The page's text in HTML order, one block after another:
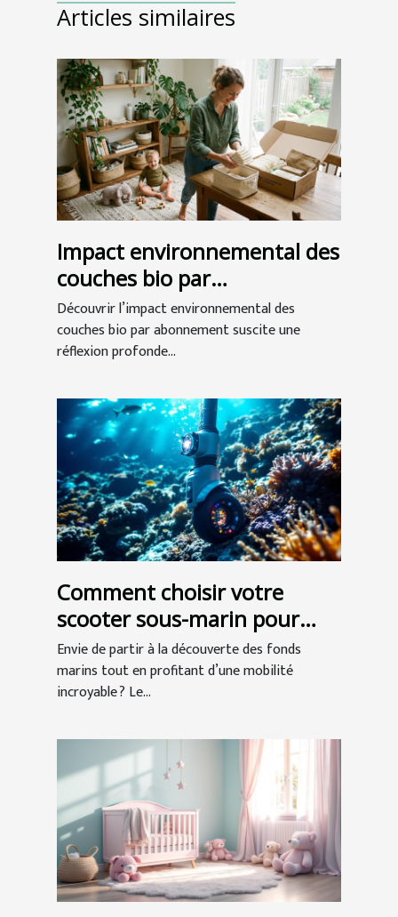
Articles similaires
Impact environnemental des
couches bio par
abonnement
Découvrir l’impact environnemental des
couches bio par abonnement suscite une
réflexion profonde...
Comment choisir votre
scooter sous-marin pour
l'exploration ?
Envie de partir à la découverte des fonds
marins tout en profitant d’une mobilité
incroyable ? Le...